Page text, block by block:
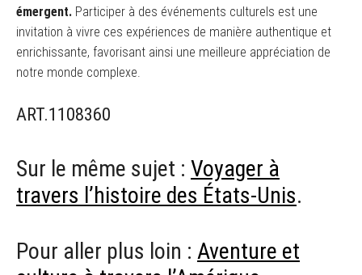
émergent. Participer à des événements culturels est une
invitation à vivre ces expériences de manière authentique et
enrichissante, favorisant ainsi une meilleure appréciation de
notre monde complexe.
ART.1108360
Sur le même sujet : Voyager à
travers l’histoire des États-Unis.
Pour aller plus loin : Aventure et